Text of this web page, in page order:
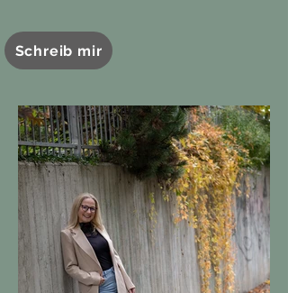
Schreib mir